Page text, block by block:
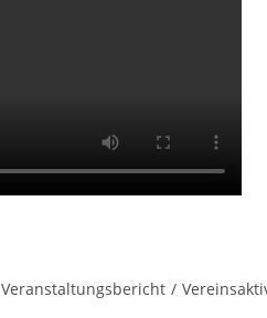
Veranstaltungsbericht /